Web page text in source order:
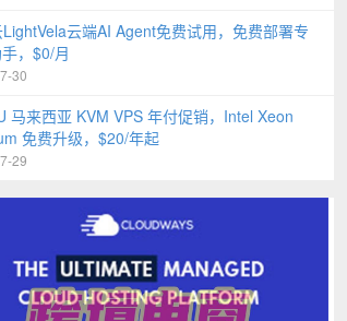
云端AI Agent免费试用，免费部署专
，$0/月
30
马来西亚 KVM VPS 年付促销，Intel Xeon
免费升级，$20/年起
29